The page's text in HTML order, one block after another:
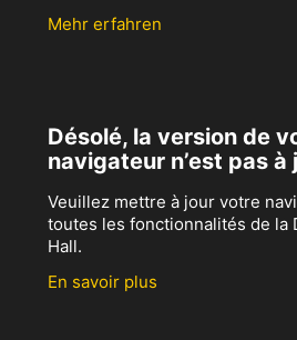
Mehr erfahren
Désolé, la version de
navigateur n’est pas à
Veuillez mettre à jour votre
toutes les fonctionnalités de la
Hall.
En savoir plus